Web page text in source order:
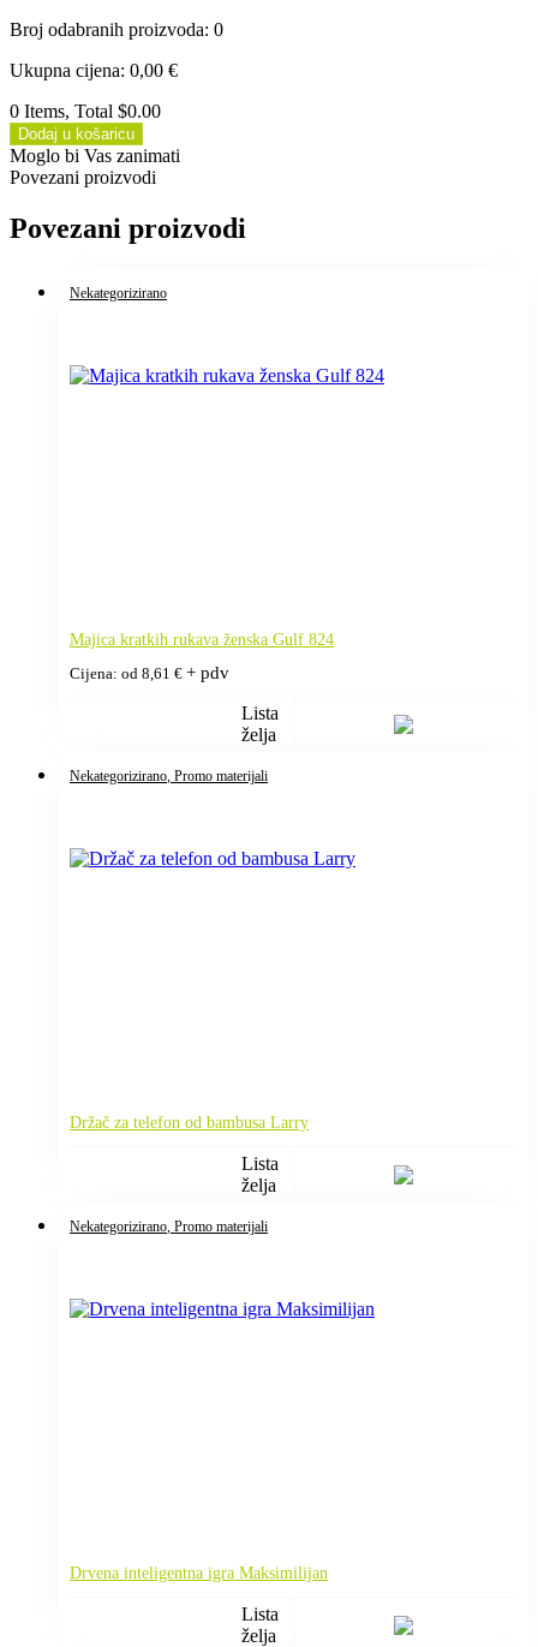
Broj odabranih proizvoda: 0
Ukupna cijena: 0,00 €
0 Items, Total $0.00
Dodaj u košaricu
Moglo bi Vas zanimati
Povezani proizvodi
Povezani proizvodi
Nekategorizirano
Majica kratkih rukava ženska Gulf 824
Cijena: od 8,61 € + pdv
Lista
želja
Nekategorizirano , Promo materijali
Držač za telefon od bambusa Larry
Lista
želja
Nekategorizirano , Promo materijali
Drvena inteligentna igra Maksimilijan
Lista
želja